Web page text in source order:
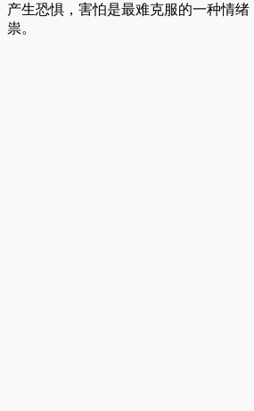
产生恐惧，害怕是最难克服的一种情
祟。